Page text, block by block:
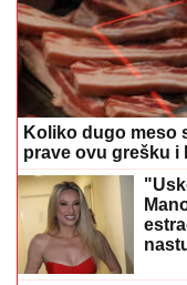
Koliko dugo meso
prave ovu grešku i